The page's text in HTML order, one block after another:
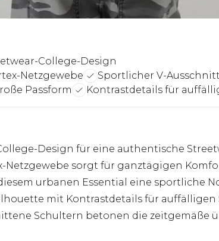
College-Design
Netzgewebe
Sportlicher V-Ausschnitt
Passform
Kontrastdetails für
Design für eine authentische
Netzgewebe sorgt für ganztägigen
urbanen Essential eine sportliche
mit Kontrastdetails für auffälligen
Schultern betonen die zeitgemäße